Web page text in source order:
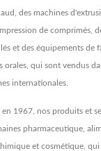
des machines
de comprimés,
et des équipements de
orales, qui sont vendus
internationales.
en 1967, nos produits et
pharmaceutique,
et cosmétique,